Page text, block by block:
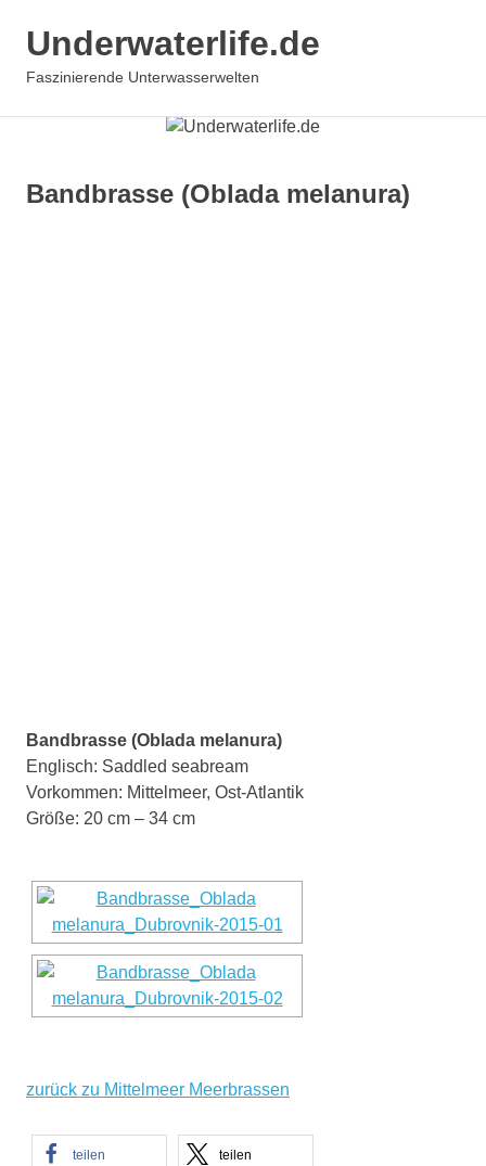
Underwaterlife.de
Faszinierende Unterwasserwelten
Bandbrasse (Oblada melanura)
Bandbrasse (Oblada melanura)
Englisch: Saddled seabream
Vorkommen: Mittelmeer, Ost-Atlantik
Größe: 20 cm – 34 cm
zurück zu Mittelmeer Meerbrassen
teilen teilen